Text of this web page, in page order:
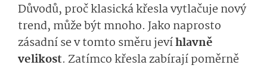
Důvodů, proč klasická křesla vytlačuje nový
trend, může být mnoho. Jako naprosto
zásadní se v tomto směru jevíhlavně
velikost. Zatímco křesla zabírají poměrně